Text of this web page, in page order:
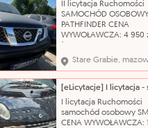
produkcji: 2004
biegów: automatyczna
II licytacja Ruchomości
SAMOCHÓD
PATHFINDER CENA
WYWOŁAWCZA: 4 950
kluczyka, brak
dokumentów,
powłoka lakiernicza.
katalogowa: Samochód
osobowy Marka:
Pathfinder Typ
ciężarowy Pojemność
Stare Grabie,
I licytacja Ruchomości
samochód osobowy
CENA WYWOŁAWCZA: